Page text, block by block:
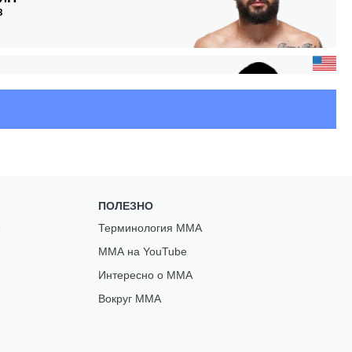
ПОЛЕЗНО
Терминология ММА
ММА на YouTube
Интересно о ММА
Вокруг ММА